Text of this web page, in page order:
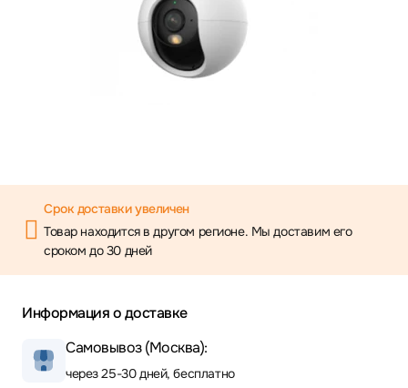
Срок доставки увеличен
Товар находится в другом регионе. Мы доставим его
сроком до 30 дней
Информация о доставке
Самовывоз (Москва):
через 25-30 дней, бесплатно